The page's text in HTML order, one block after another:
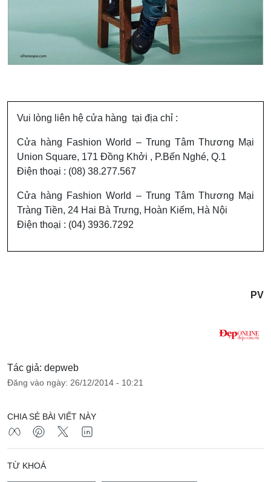
Vui lòng liên hệ cửa hàng tại địa chỉ :
Cửa hàng Fashion World – Trung Tâm Thương Mại
Union Square, 171 Đồng Khởi , P.Bến Nghé, Q.1
Điện thoại : (08) 38.277.567
Cửa hàng Fashion World – Trung Tâm Thương Mại
Tràng Tiền, 24 Hai Bà Trưng, Hoàn Kiếm, Hà Nội
Điện thoại : (04) 3936.7292
PV
Tác giả: depweb
Đăng vào ngày: 26/12/2014 - 10:21
CHIA SẺ BÀI VIẾT NÀY
TỪ KHOÁ